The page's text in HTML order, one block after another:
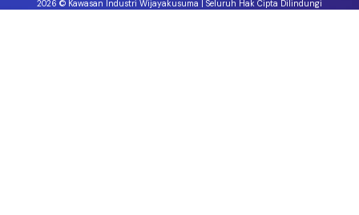
2026 © Kawasan Industri Wijayakusuma | Seluruh Hak Cipta Dilindungi